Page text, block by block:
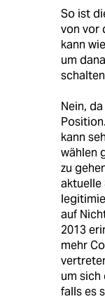
So ist
von vor
kann
um
Nein,
kann
wählen
zu
aktuelle
auf
2013
mehr
um sich
falls es